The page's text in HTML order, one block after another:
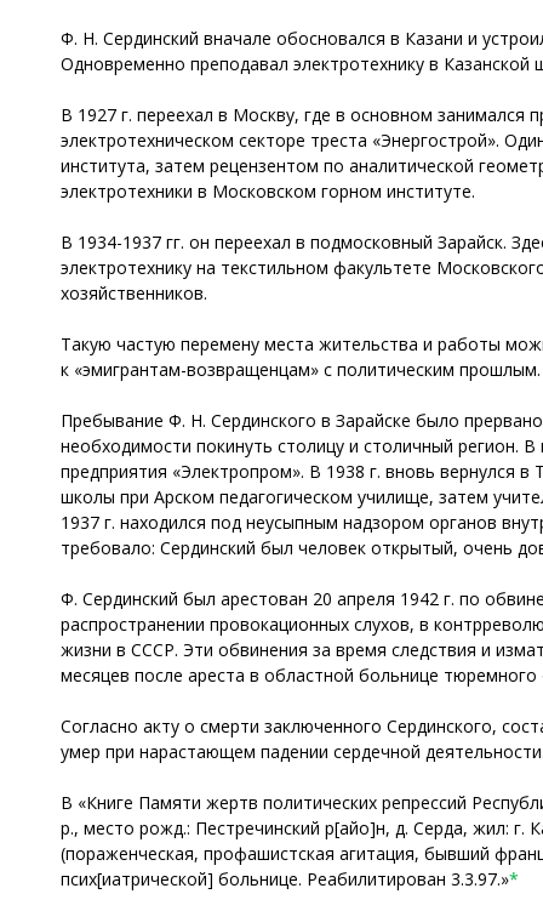
Ф. Н. Сердинский вначале обосновался в Казани и
Одновременно преподавал электротехнику в
В 1927 г. переехал в Москву, где в основном
электротехническом секторе треста «Энергострой».
института, затем рецензентом по аналитической
электротехники в Московском горном институте.
В 1934-1937 гг. он переехал в подмосковный Зарайск.
электротехнику на текстильном факультете
хозяйственников.
Такую частую перемену места жительства и работы
к «эмигрантам-возвращенцам» с политическим
Пребывание Ф. Н. Сердинского в Зарайске было
необходимости покинуть столицу и столичный регион.
предприятия «Электропром». В 1938 г. вновь вернулся
школы при Арском педагогическом училище, затем
1937 г. находился под неусыпным надзором органов
требовало: Сердинский был человек открытый, очень
Ф. Сердинский был арестован 20 апреля 1942 г. по
распространении провокационных слухов, в
жизни в СССР. Эти обвинения за время следствия и
месяцев после ареста в областной больнице
Согласно акту о смерти заключенного Сердинского,
умер при нарастающем падении сердечной
В «Книге Памяти жертв политических репрессий
р., место рожд.: Пестречинский р[айо]н, д. Серда, жил: г.
(пораженческая, профашистская агитация, бывший
псих[иатрической] больнице. Реабилитирован 3.3.97.»*